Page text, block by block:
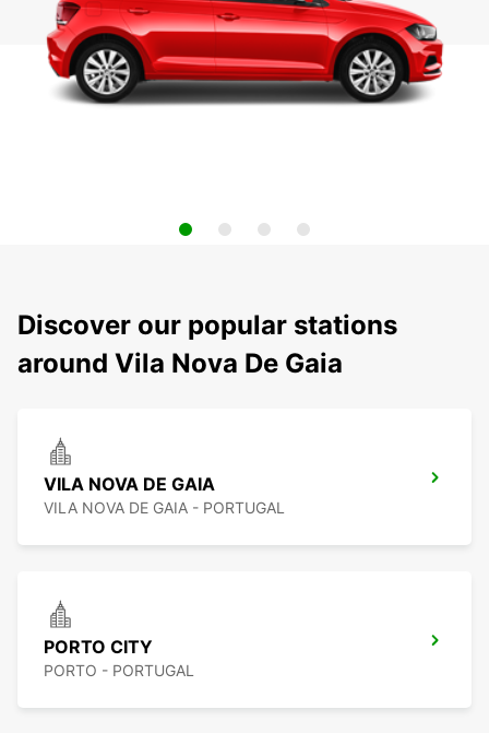
Discover our popular stations
around Vila Nova De Gaia
VILA NOVA DE GAIA
VILA NOVA DE GAIA - PORTUGAL
PORTO CITY
PORTO - PORTUGAL